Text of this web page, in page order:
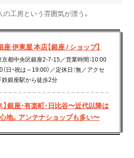
工房という雰囲気が漂う。
座 伊東屋 本店【銀座 / ショップ】
京都中央区銀座2-7-15／営業時間：10:00
日・祝は～19:00）／定休日：無／アクセ
鉄銀座駅から徒歩2分
】銀座･有楽町･日比谷〜近代以降は
地。アンテナショップも多い〜